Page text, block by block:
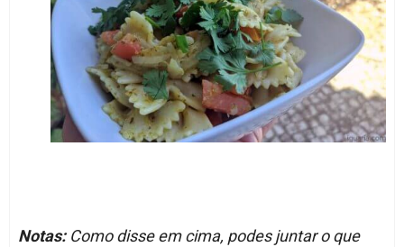
Notas:Como disse em cima, podes juntar o que